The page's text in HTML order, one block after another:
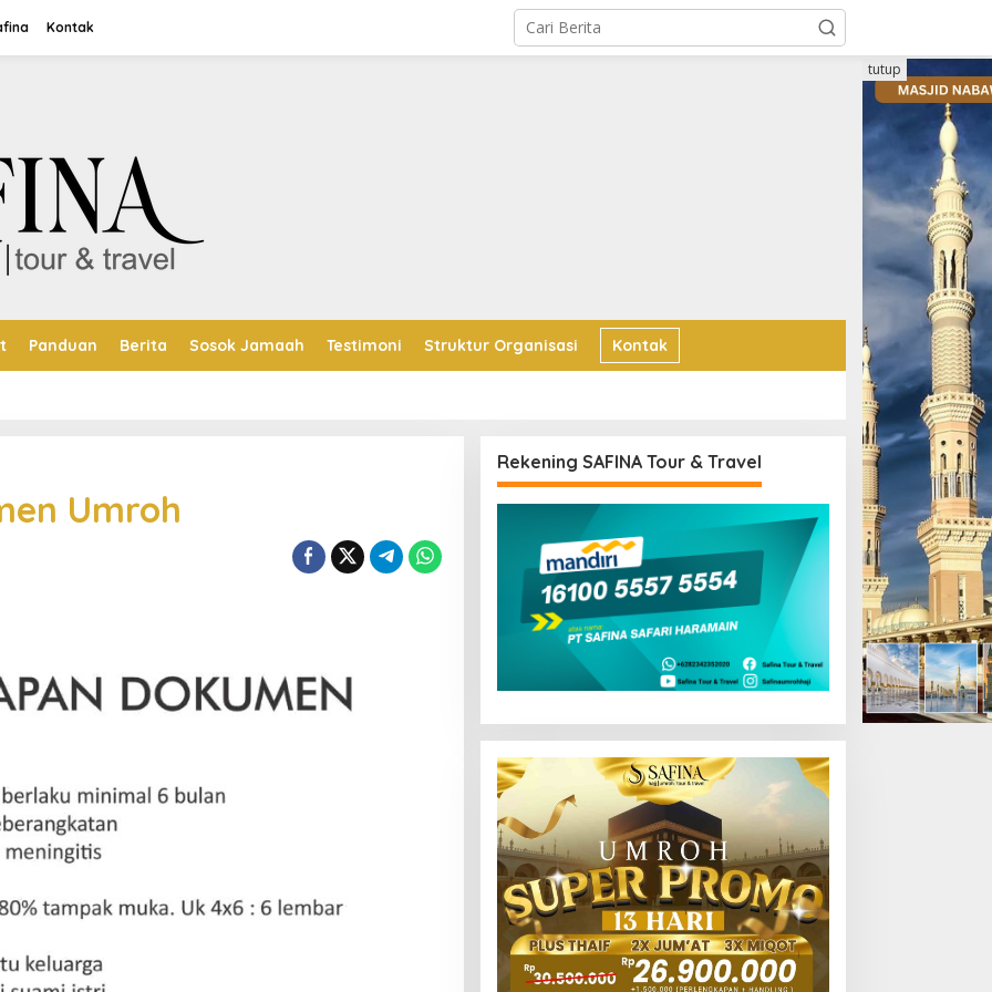
Kontak
Panduan Berita Sosok Jamaah Testimoni Struktur Organisasi Kontak
tutup
Umroh
Rekening SAFINA Tour & Travel